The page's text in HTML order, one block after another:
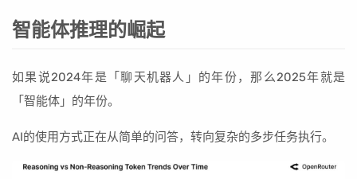
智能体推理的崛起
如果说2024年是「聊天机器人」的年份，那么2025年就是
「智能体」的年份。
AI的使用方式正在从简单的问答，转向复杂的多步任务执行。